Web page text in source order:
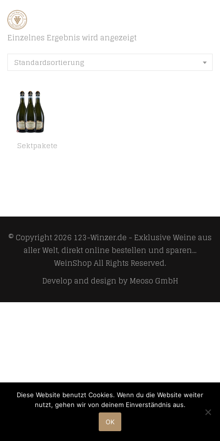
Einzelnes Ergebnis wird angezeigt
Standardsortierung
Sektpakete
© Copyright 2026 123-Winzer.de - Exklusive Weine aus
aller Welt, direkt online bestellen und sparen...
WeinShopAll Rights Reserved.
Develop and design byMeoso GmbH
Diese Website benutzt Cookies. Wenn du die Website weiter
nutzt, gehen wir von deinem Einverständnis aus.
OK